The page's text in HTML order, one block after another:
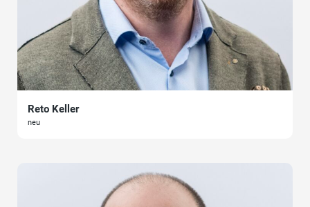
Reto Keller
neu